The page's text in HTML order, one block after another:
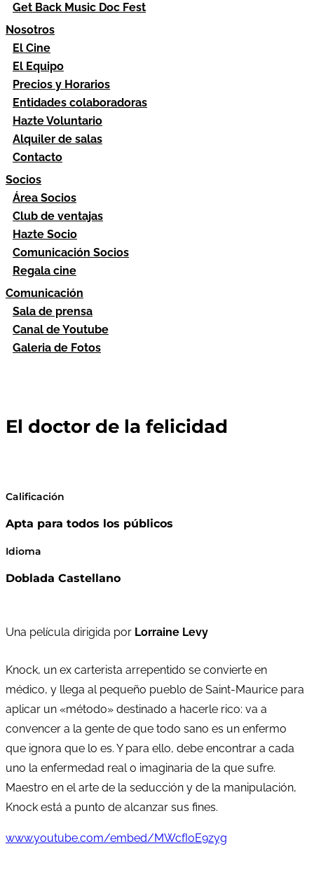
Get Back Music Doc Fest
Nosotros
El Cine
El Equipo
Precios y Horarios
Entidades colaboradoras
Hazte Voluntario
Alquiler de salas
Contacto
Socios
Área Socios
Club de ventajas
Hazte Socio
Comunicación Socios
Regala cine
Comunicación
Sala de prensa
Canal de Youtube
Galeria de Fotos
El doctor de la felicidad
Calificación
Apta para todos los públicos
Idioma
Doblada Castellano
Una película dirigida por Lorraine Levy
Knock, un ex carterista arrepentido se convierte en
médico, y llega al pequeño pueblo de Saint-Maurice para
aplicar un «método» destinado a hacerle rico: va a
convencer a la gente de que todo sano es un enfermo
que ignora que lo es. Y para ello, debe encontrar a cada
uno la enfermedad real o imaginaria de la que sufre.
Maestro en el arte de la seducción y de la manipulación,
Knock está a punto de alcanzar sus fines.
www.youtube.com/embed/MWcfIoE9zyg